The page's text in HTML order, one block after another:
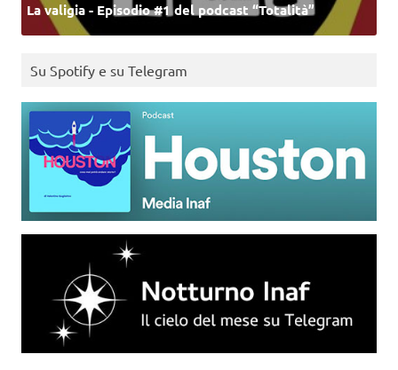
La valigia - Episodio #1 del podcast “Totalità”
Su Spotify e su Telegram